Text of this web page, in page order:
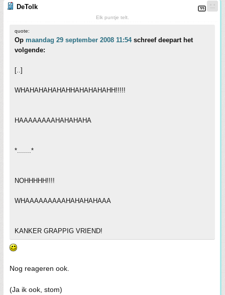
DeTolk
Elk puntje telt.
quote:
Op maandag 29 september 2008 11:54schreef deepart het
volgende:
[..]
WHAHAHAHAHAHHAHAHAHAHH!!!!!
HAAAAAAAAHAHAHAHA
*.......*
NOHHHHH!!!!
WHAAAAAAAAAHAHAHAHAAA
KANKER GRAPPIG VRIEND!
Nog reageren ook.
(Ja ik ook, stom)